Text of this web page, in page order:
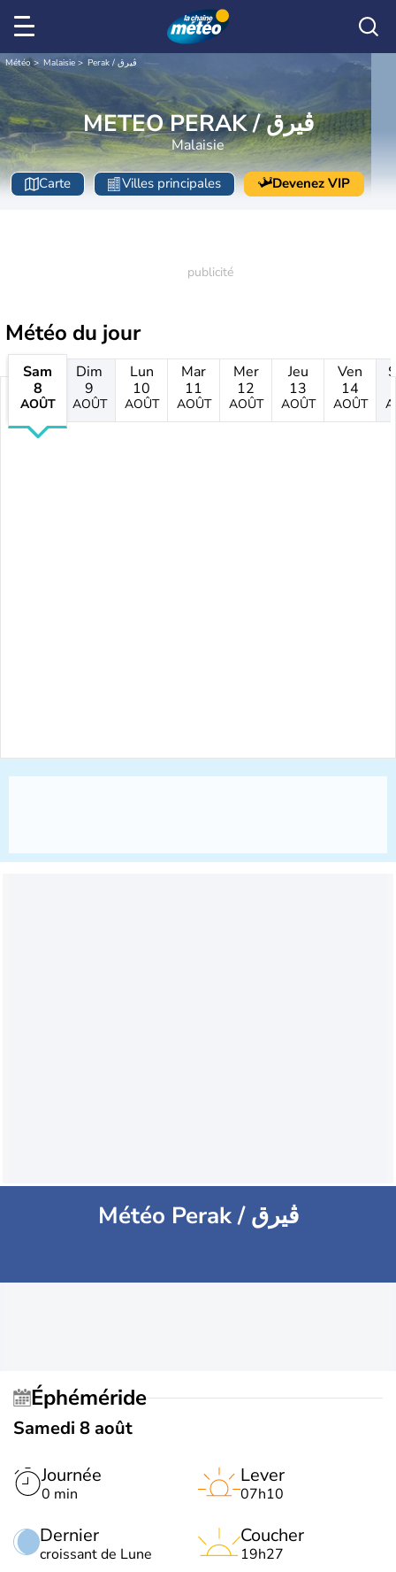
Météo Malaisie Perak / ڨيرق
METEO PERAK / ڨيرق
Malaisie
Carte Villes principales Devenez VIP
Météo du jour
Sam
8
AOÛT
Dim
9
AOÛT
Lun
10
AOÛT
Mar
11
AOÛT
Mer
12
AOÛT
Jeu
13
AOÛT
Ven
14
AOÛT
Météo Perak / ڨيرق
Éphéméride
Samedi 8 août
Journée
0 min
Dernier
croissant de Lune
Lever
07h10
Coucher
19h27